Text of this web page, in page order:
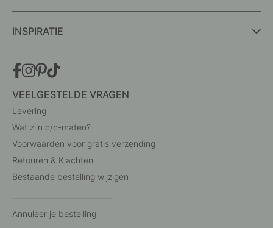
INSPIRATIE
VEELGESTELDE VRAGEN
Levering
Wat zijn c/c-maten?
Voorwaarden voor gratis verzending
Retouren & Klachten
Bestaande bestelling wijzigen
Annuleer je bestelling